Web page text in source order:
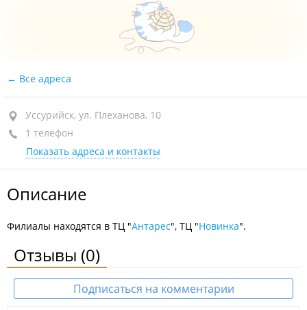
Все адреса
Уссурийск, ул. Плеханова, 10
1 телефон
Показать адреса и контакты
Описание
Филиалы находятся в ТЦ "Антарес", ТЦ "Новинка".
Отзывы (0)
Подписаться на комментарии